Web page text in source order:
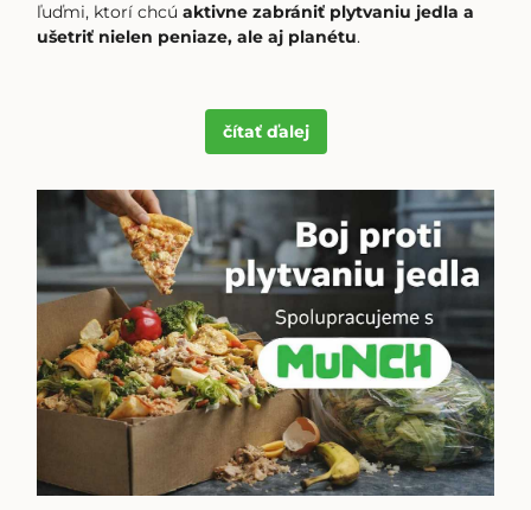
ľuďmi, ktorí chcúaktivne zabrániť plytvaniu jedla a
ušetriť nielen peniaze, ale aj planétu.
čítať ďalej